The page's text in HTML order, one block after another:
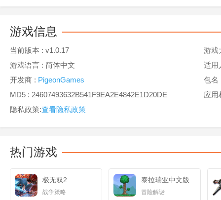
游戏信息
当前版本 : v1.0.17
游戏
游戏语言 : 简体中文
适用
开发商 : PigeonGames
包名
MD5 : 24607493632B541F9EA2E4842E1D20DE
应
隐私政策:查看隐私政策
热门游戏
极无双2
战争策略
泰拉瑞亚中文版
冒险解谜